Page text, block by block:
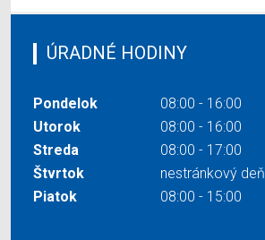
ÚRADNÉ HODINY
Pondelok
08:00 - 16:00
Utorok
08:00 - 16:00
Streda
08:00 - 17:00
Štvrtok
nestránkový deň
Piatok
08:00 - 15:00